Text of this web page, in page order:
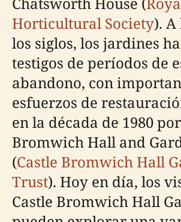
Horticultural Society).
los siglos, los jardines
testigos de períodos de
abandono, con
esfuerzos de
en la década de 1980
Bromwich Hall and
(Castle Bromwich Hall
Trust). Hoy en día, los
Castle Bromwich Hall